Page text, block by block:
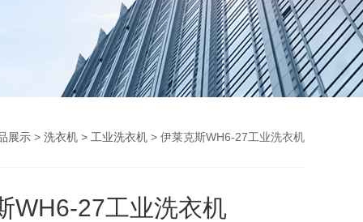
展示 > 洗衣机 > 工业洗衣机 > 伊莱克斯WH6-27工业洗衣机
WH6-27工业洗衣机